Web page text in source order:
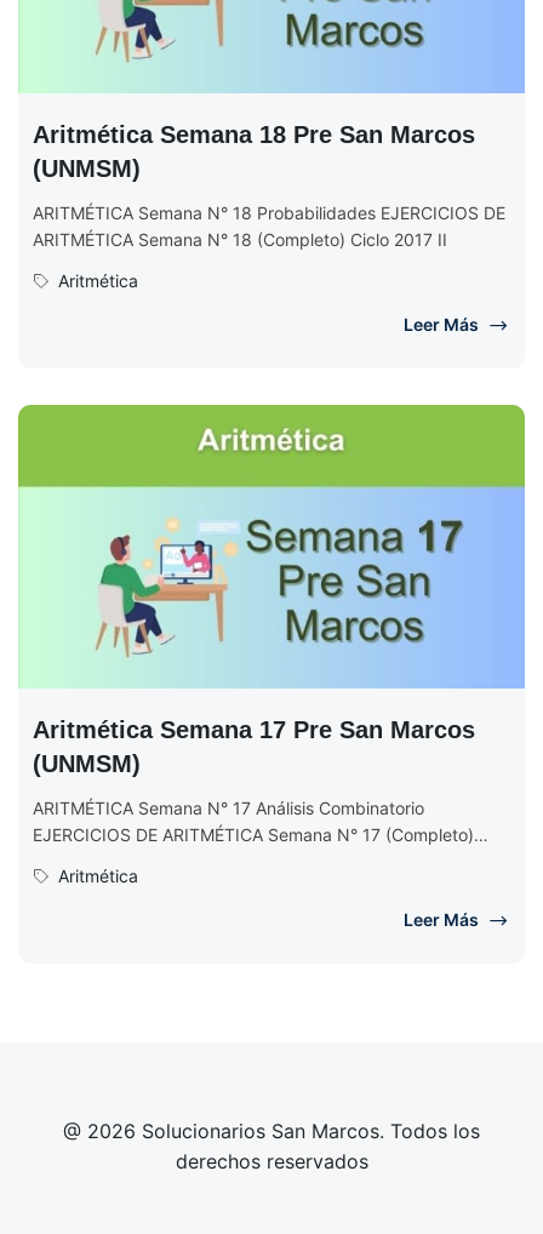
Aritmética Semana 18 Pre San Marcos
(UNMSM)
ARITMÉTICA Semana N° 18 Probabilidades EJERCICIOS DE
ARITMÉTICA Semana N° 18 (Completo) Ciclo 2017 II
Aritmética
Leer Más
Aritmética Semana 17 Pre San Marcos
(UNMSM)
ARITMÉTICA Semana N° 17 Análisis Combinatorio
EJERCICIOS DE ARITMÉTICA Semana N° 17 (Completo)
Aritmética
Leer Más
@ 2026 Solucionarios San Marcos. Todos los
derechos reservados